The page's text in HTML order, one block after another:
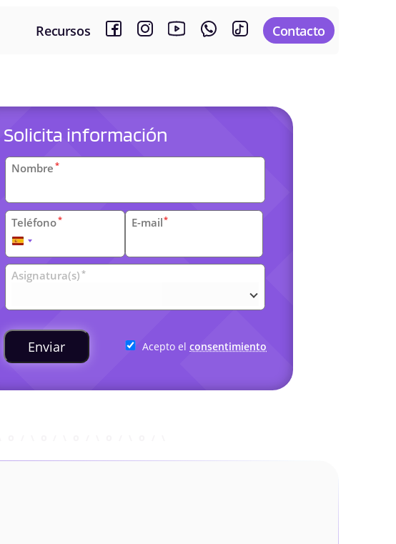
Recursos Contacto
Solicita información
Datos
Nombre *
Teléfono*
España
+34
E-mail*
Clases
Asignatura(s) *
Enviar Acepto elconsentimiento